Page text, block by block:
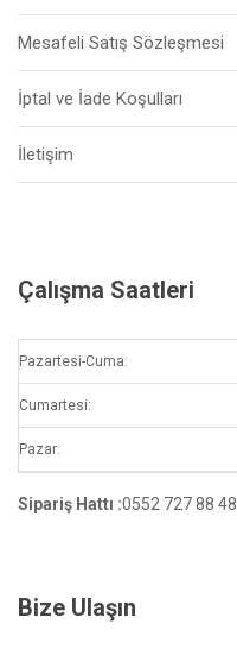
Mesafeli Satış Sözleşmesi
İptal ve İade Koşulları
İletişim
Çalışma Saatleri
Pazartesi-Cuma:
Cumartesi:
Pazar:
Sipariş Hattı :0552 727 88 48
Bize Ulaşın